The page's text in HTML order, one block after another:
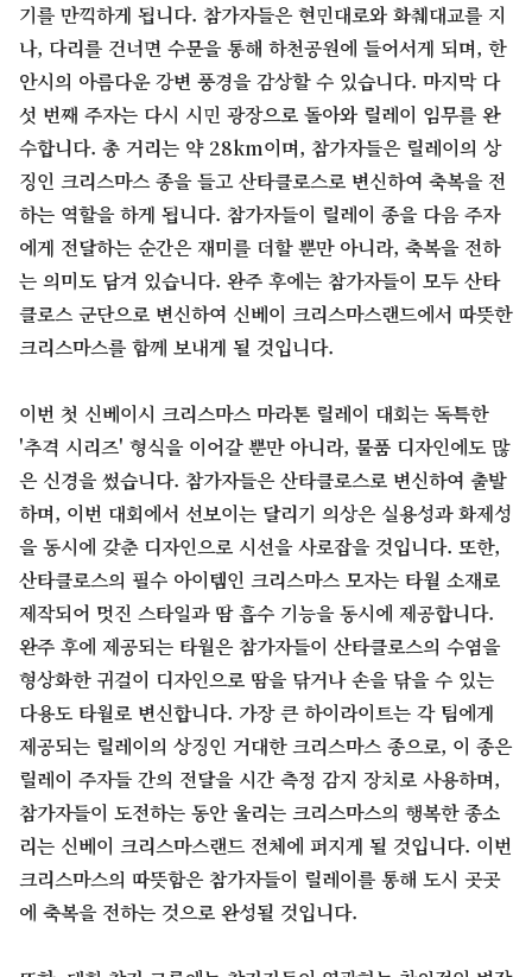
기를 만끽하게 됩니다. 참가자들은 현민대로와 화췌대교를 지
나, 다리를 건너면 수문을 통해 하천공원에 들어서게 되며, 한
안시의 아름다운 강변 풍경을 감상할 수 있습니다. 마지막 다
섯 번째 주자는 다시 시민 광장으로 돌아와 릴레이 임무를 완
수합니다. 총 거리는 약 28km이며, 참가자들은 릴레이의 상
징인 크리스마스 종을 들고 산타클로스로 변신하여 축복을 전
하는 역할을 하게 됩니다. 참가자들이 릴레이 종을 다음 주자
에게 전달하는 순간은 재미를 더할 뿐만 아니라, 축복을 전하
는 의미도 담겨 있습니다. 완주 후에는 참가자들이 모두 산타
클로스 군단으로 변신하여 신베이 크리스마스랜드에서 따뜻한
크리스마스를 함께 보내게 될 것입니다.
이번 첫 신베이시 크리스마스 마라톤 릴레이 대회는 독특한
'추격 시리즈' 형식을 이어갈 뿐만 아니라, 물품 디자인에도 많
은 신경을 썼습니다. 참가자들은 산타클로스로 변신하여 출발
하며, 이번 대회에서 선보이는 달리기 의상은 실용성과 화제성
을 동시에 갖춘 디자인으로 시선을 사로잡을 것입니다. 또한,
산타클로스의 필수 아이템인 크리스마스 모자는 타월 소재로
제작되어 멋진 스타일과 땀 흡수 기능을 동시에 제공합니다.
완주 후에 제공되는 타월은 참가자들이 산타클로스의 수염을
형상화한 귀걸이 디자인으로 땀을 닦거나 손을 닦을 수 있는
다용도 타월로 변신합니다. 가장 큰 하이라이트는 각 팀에게
제공되는 릴레이의 상징인 거대한 크리스마스 종으로, 이 종은
릴레이 주자들 간의 전달을 시간 측정 감지 장치로 사용하며,
참가자들이 도전하는 동안 울리는 크리스마스의 행복한 종소
리는 신베이 크리스마스랜드 전체에 퍼지게 될 것입니다. 이번
크리스마스의 따뜻함은 참가자들이 릴레이를 통해 도시 곳곳
에 축복을 전하는 것으로 완성될 것입니다.